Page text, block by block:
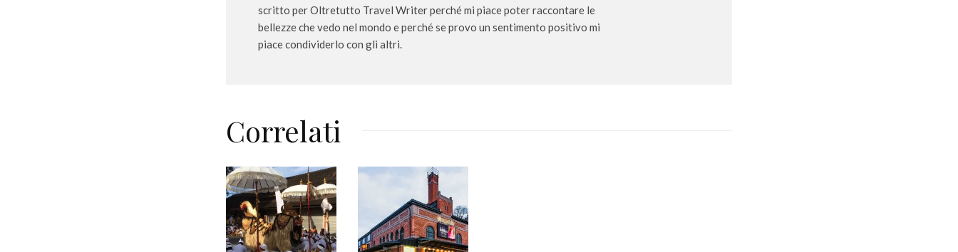
scritto per Oltretutto Travel Writer perché mi piace poter raccontare le
bellezze che vedo nel mondo e perché se provo un sentimento positivo mi
piace condividerlo con gli altri.
Correlati